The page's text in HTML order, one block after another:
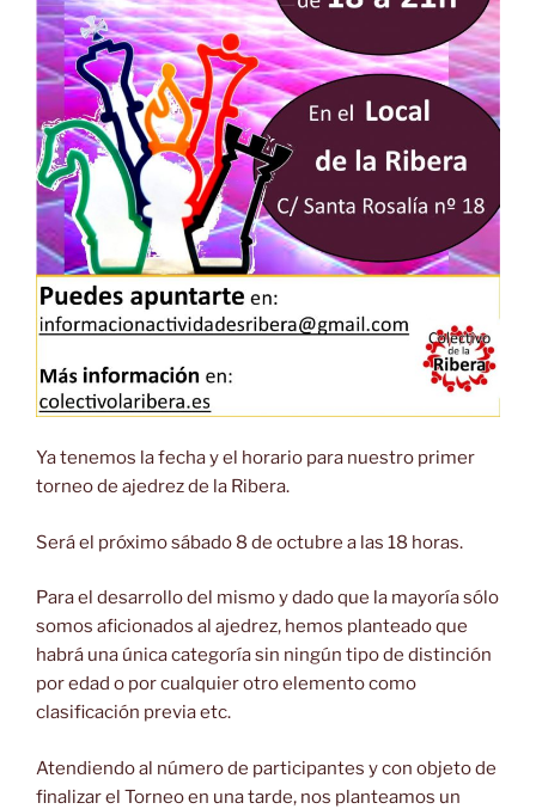
Ya tenemos la fecha y el horario para nuestro primer
torneo de ajedrez de la Ribera.
Será el próximo sábado 8 de octubre a las 18 horas.
Para el desarrollo del mismo y dado que la mayoría sólo
somos aficionados al ajedrez, hemos planteado que
habrá una única categoría sin ningún tipo de distinción
por edad o por cualquier otro elemento como
clasificación previa etc.
Atendiendo al número de participantes y con objeto de
finalizar el Torneo en una tarde, nos planteamos un